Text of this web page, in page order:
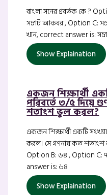
বাংলা সনের প্রবর্তক কে ?
সম্রাট আকবর , Option C:
খান, correct answer is:
Show Explaination
একজন শিক্ষার্থী
পরিবর্তে ৩/৫ দিয়ে
শতাংশ ভুল করল?
একজন শিক্ষার্থী একটি
করল। সে গণনায় কত
Option B: ৬৪ , Option
answer is: ৬৪
Show Explaination